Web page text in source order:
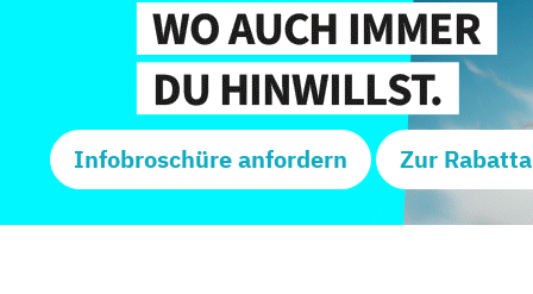
Infobroschüre anfordern Zur